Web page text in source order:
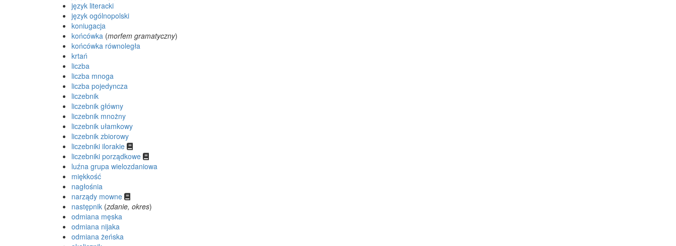
język literacki
język ogólnopolski
koniugacja
końcówka (morfem gramatyczny)
końcówka równoległa
krtań
liczba
liczba mnoga
liczba pojedyncza
liczebnik
liczebnik główny
liczebnik mnożny
liczebnik ułamkowy
liczebnik zbiorowy
liczebniki ilorakie
liczebniki porządkowe
luźna grupa wielozdaniowa
miękkość
nagłośnia
narządy mowne
następnik (zdanie, okres)
odmiana męska
odmiana nijaka
odmiana żeńska